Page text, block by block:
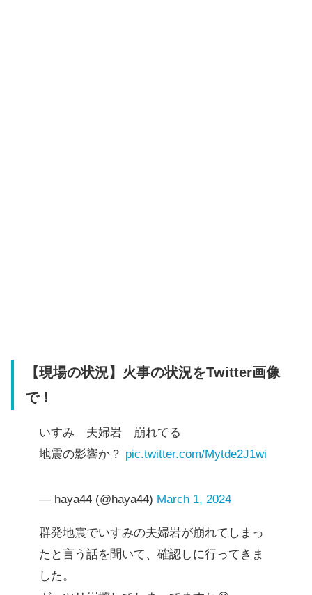
【現場の状況】火事の状況をTwitter画像
で！
いすみ 夫婦岩 崩れてる
地震の影響か？ pic.twitter.com/Mytde2J1wi
— haya44 (@haya44) March 1, 2024
群発地震でいすみの夫婦岩が崩れてしまっ
たと言う話を聞いて、確認しに行ってきま
した。